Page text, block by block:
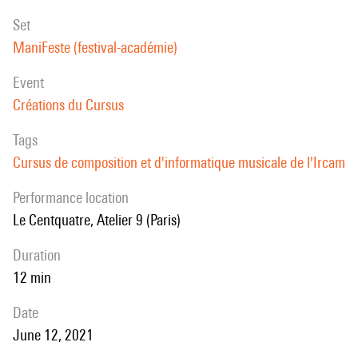
set
ManiFeste (festival-académie)
event
Créations du Cursus
Tags
Cursus de composition et d'informatique musicale de l'Ircam
performance location
Le Centquatre, Atelier 9 (Paris)
duration
12 min
date
June 12, 2021